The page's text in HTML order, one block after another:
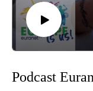
Rămâne ca bunele
profesioniști, atât